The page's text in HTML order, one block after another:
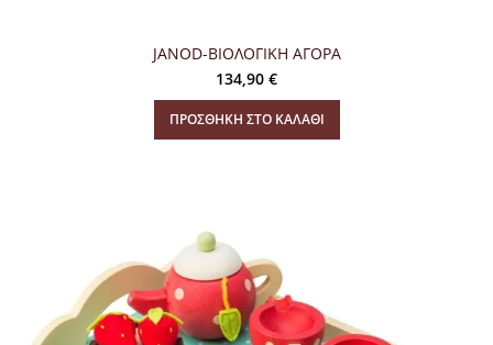
JANOD-ΒΙΟΛΟΓΙΚΗ ΑΓΟΡΑ
134,90 €
ΠΡΟΣΘΉΚΗ ΣΤΟ ΚΑΛΆΘΙ